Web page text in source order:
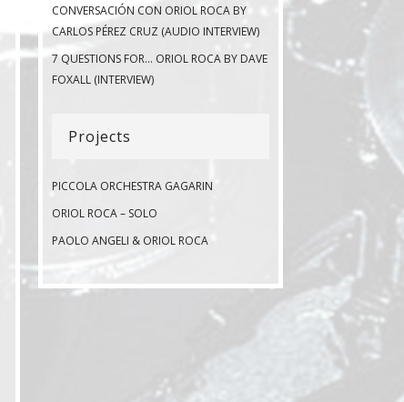
CONVERSACIÓN CON ORIOL ROCA BY
CARLOS PÉREZ CRUZ (AUDIO INTERVIEW)
7 QUESTIONS FOR… ORIOL ROCA BY DAVE
FOXALL (INTERVIEW)
Projects
PICCOLA ORCHESTRA GAGARIN
ORIOL ROCA – SOLO
PAOLO ANGELI & ORIOL ROCA